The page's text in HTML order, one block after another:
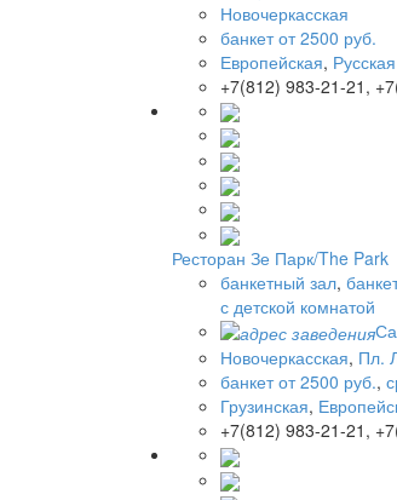
Новочеркасская
банкет от 2500 руб.
Европейская, Русская
+7(812) 983-21-21,
Ресторан Зе Парк/The Park
банкетный зал,
с детской комнатой
Новочеркасская, Пл.
банкет от 2500 руб.,
Грузинская,
+7(812) 983-21-21,